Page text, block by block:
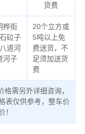
货费
桦街
砬子
道河
河子
20个立方或
5吨以上免
费送货，不
足须加送货
费
需另外详细咨询，
表仅供参考，整车价
！